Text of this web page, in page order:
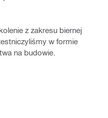
z zakresu biernej
w formie
na budowie.